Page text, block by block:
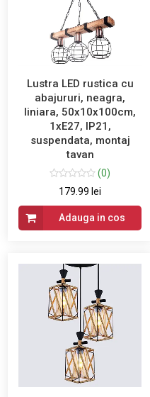
Lustra LED rustica cu
abajururi, neagra,
liniara, 50x10x100cm,
1xE27, IP21,
suspendata, montaj
tavan
(0)
179.99 lei
Adauga in cos